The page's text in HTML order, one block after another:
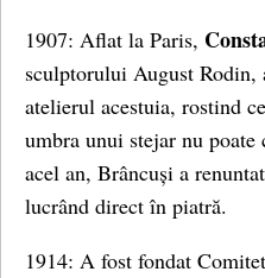
1907: Aflat la Paris,
sculptorului August Rodin,
atelierul acestuia, rostind
umbra unui stejar nu poate
acel an, Brâncuși a
lucrând direct în piatră.
1914: A fost fondat